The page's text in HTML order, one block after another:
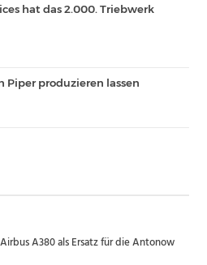
hat das 2.000. Triebwerk
Piper produzieren lassen
A380 als Ersatz für die Antonow